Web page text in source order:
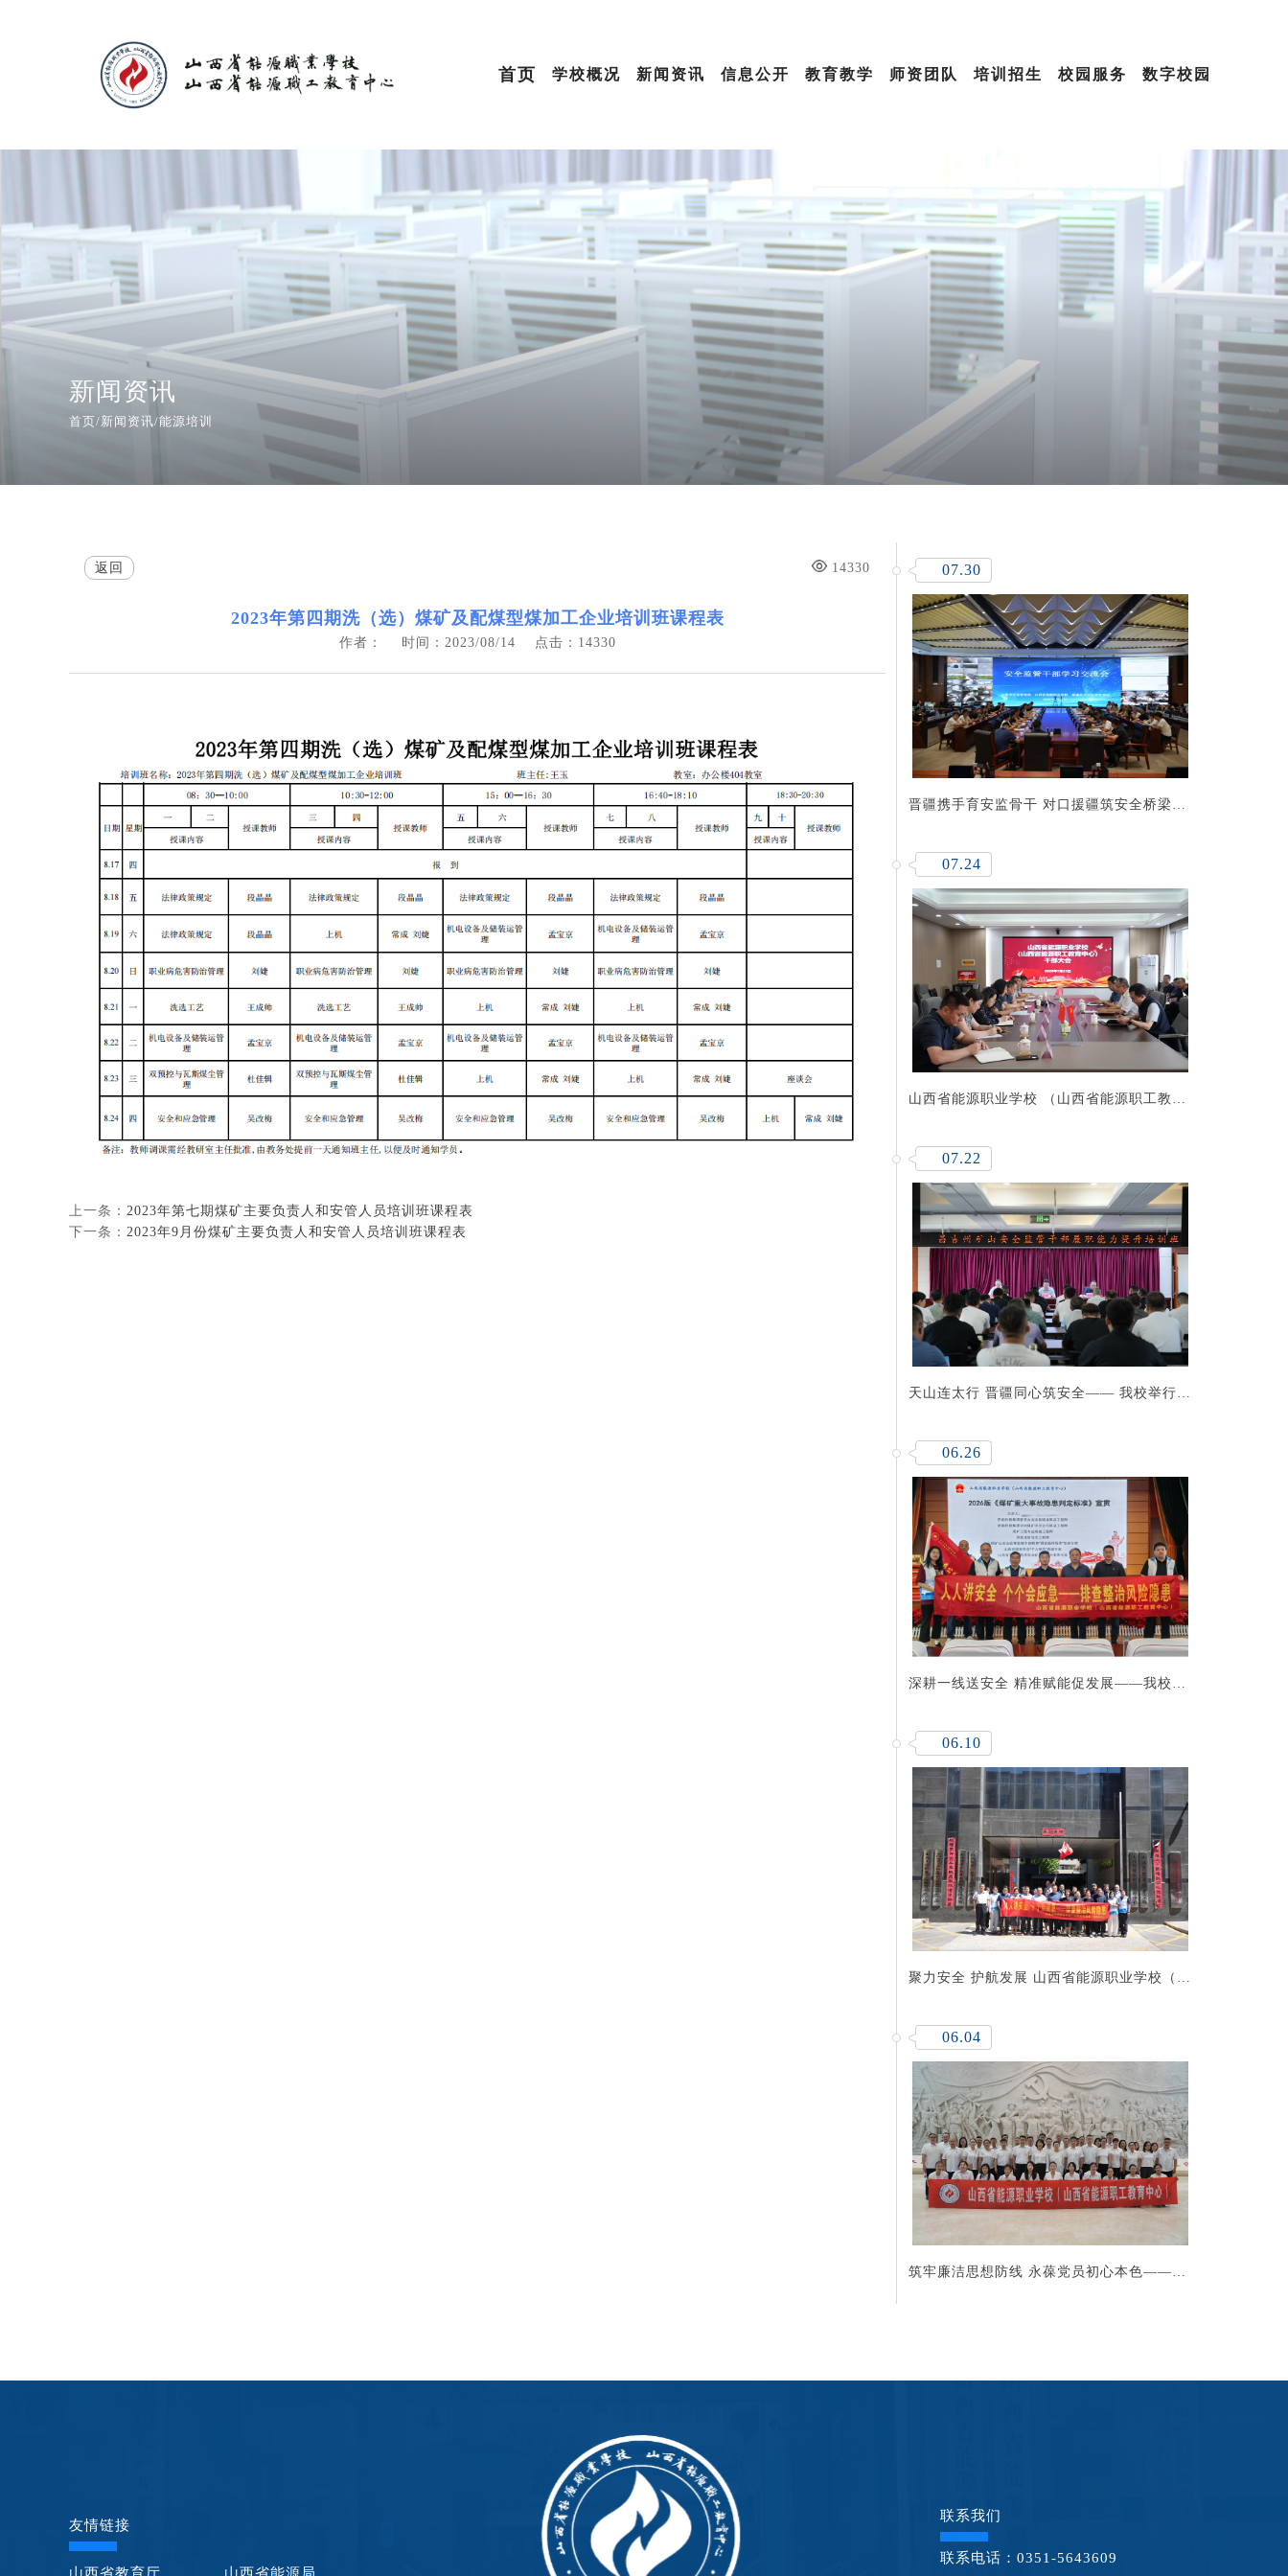
首页 学校概况 新闻资讯 信息公开 教育教学 师资团队 培训招生 校园服务 数字校园
新闻资讯
首页/新闻资讯/能源培训
返回 14330
2023年第四期洗（选）煤矿及配煤型煤加工企业培训班课程表
作者： 时间：2023/08/14 点击：14330
上一条： 2023年第七期煤矿主要负责人和安管人员培训班课程表
下一条： 2023年9月份煤矿主要负责人和安管人员培训班课程表
07.30
晋疆携手育安监骨干 对口援疆筑安全桥梁
07.24
山西省能源职业学校 （山西省能源职工教育
07.22
天山连太行 晋疆同心筑安全—— 我校举行新
06.26
深耕一线送安全 精准赋能促发展——我校开
06.10
聚力安全 护航发展 山西省能源职业学校（山
06.04
筑牢廉洁思想防线 永葆党员初心本色——我
友情链接
山西省教育厅 山西省能源局
联系我们
联系电话：0351-5643609